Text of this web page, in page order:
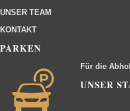
UNSER TEAM
KONTAKT
PARKEN
Für die
UNSER